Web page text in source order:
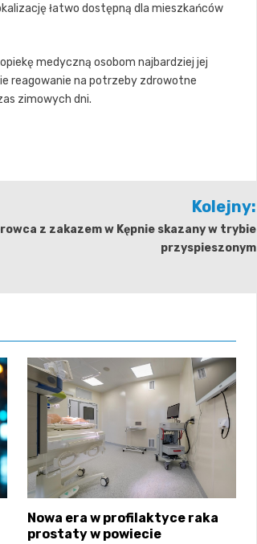
łatwo dostępną dla mieszkańców
medyczną osobom najbardziej jej
reagowanie na potrzeby zdrowotne
zimowych dni.
Kolejny:
z zakazem w Kępnie skazany w trybie
przyspieszonym
Nowa era w profilaktyce raka
prostaty w powiecie